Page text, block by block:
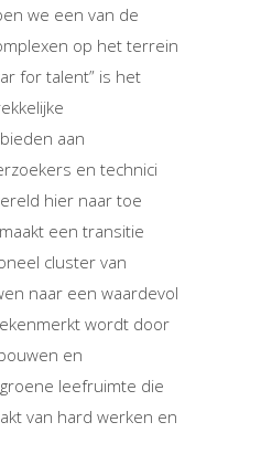
we een van de
op het terrein
for talent” is het
aan
en technici
hier naar toe
een transitie
cluster van
naar een waardevol
wordt door
en
leefruimte die
van hard werken en